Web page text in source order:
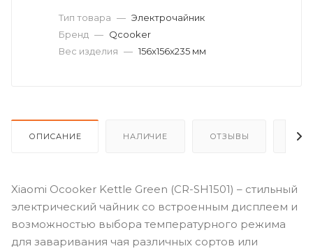
Тип товара — Электрочайник
Бренд — Qcooker
Вес изделия — 156x156x235 мм
ОПИСАНИЕ НАЛИЧИЕ ОТЗЫВЫ
Xiaomi Ocooker Kettle Green (CR-SH1501) – стильный
электрический чайник со встроенным дисплеем и
возможностью выбора температурного режима
для заваривания чая различных сортов или